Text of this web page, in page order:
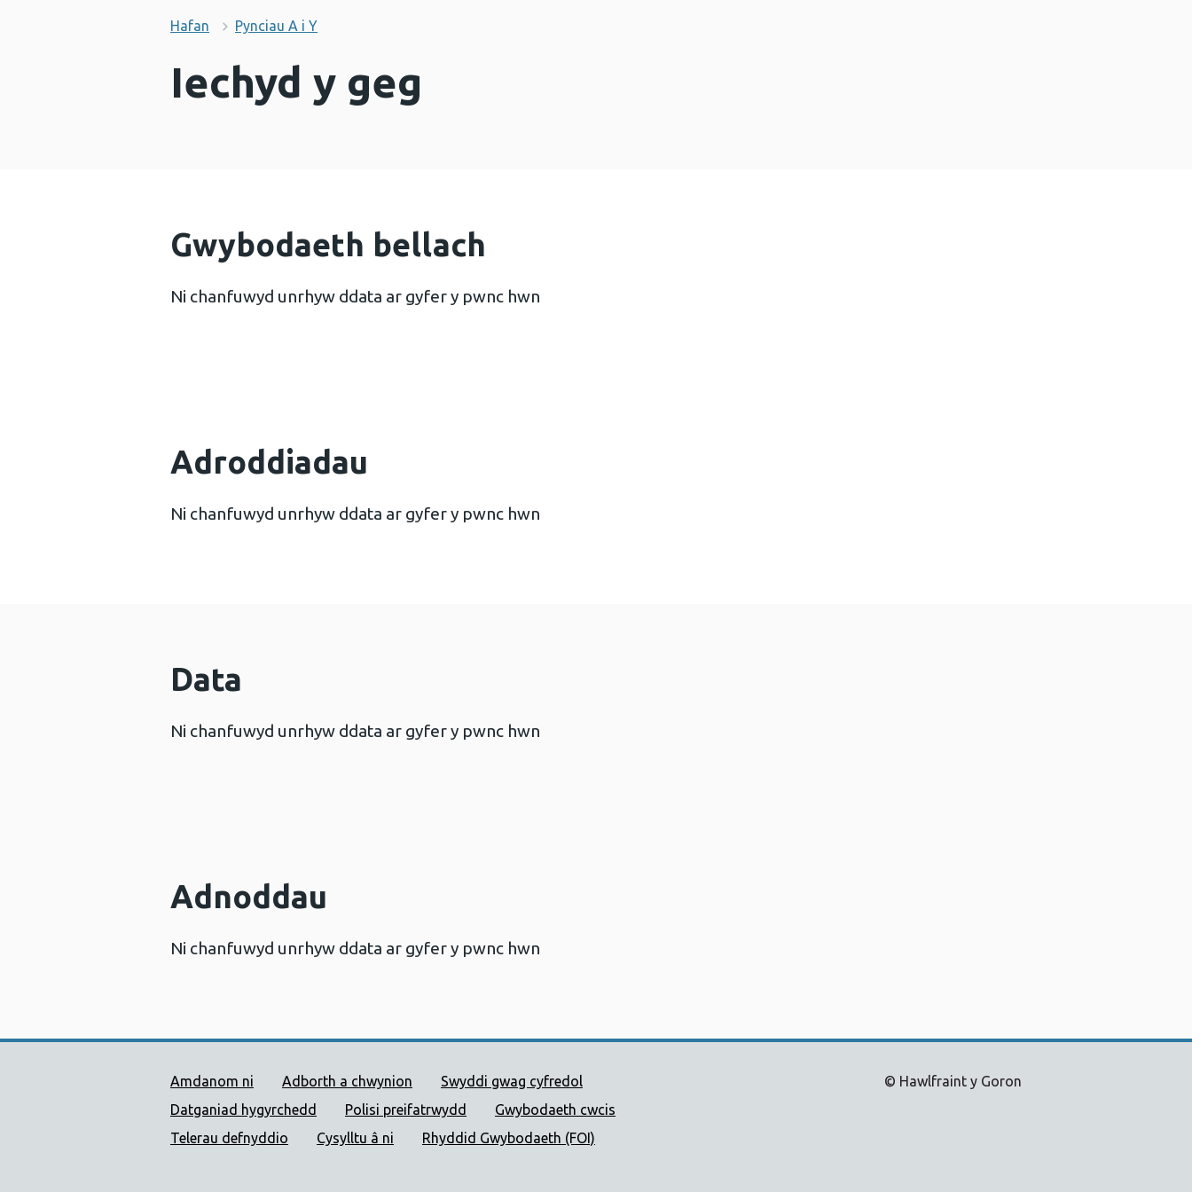
Hafan Pynciau A i Y
Iechyd y geg
Gwybodaeth bellach
Ni chanfuwyd unrhyw ddata ar gyfer y pwnc hwn
Adroddiadau
Ni chanfuwyd unrhyw ddata ar gyfer y pwnc hwn
Data
Ni chanfuwyd unrhyw ddata ar gyfer y pwnc hwn
Adnoddau
Ni chanfuwyd unrhyw ddata ar gyfer y pwnc hwn
Dolenni Cymorth Iechyd Cyhoeddus Cymru
Amdanom ni Adborth a chwynion
Swyddi gwag cyfredol
Datganiad hygyrchedd
Polisi preifatrwydd
Gwybodaeth cwcis
Telerau defnyddio
Cysylltu â ni Rhyddid Gwybodaeth (FOI)
© Hawlfraint y Goron